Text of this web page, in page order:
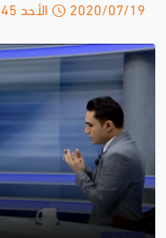
2020/07/19 الأحد 23:45 م